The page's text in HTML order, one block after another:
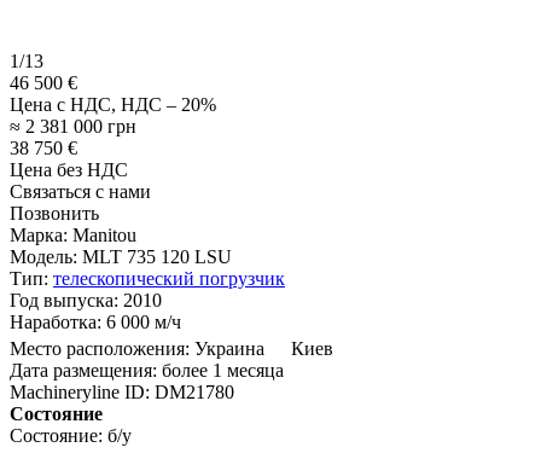
1/13
46 500 €
Цена с НДС, НДС – 20%
≈ 2 381 000 грн
38 750 €
Цена без НДС
Связаться с нами
Позвонить
Марка: Manitou
Модель: MLT 735 120 LSU
Тип: телескопический погрузчик
Год выпуска: 2010
Наработка: 6 000 м/ч
Место расположения: Украина
Киев
Дата размещения: более 1 месяца
Machineryline ID: DM21780
Состояние
Состояние: б/у